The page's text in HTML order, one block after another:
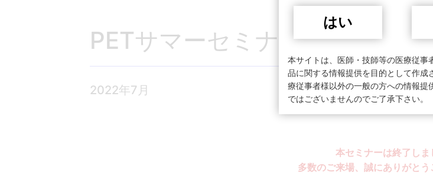
感染症対策
医療DX
高齢化・認知症
血管撮影システ
X線TVシステム
ム
AVS支援システ
ム(研究用途向)
品
回診用システム
その他
AVS支援システム(研究用途向)
医療情報
PCR検査
予防的部品交換サービス SMILE guardについて
サービスネットワーク
DICOM適合性宣言
島津医用機器ユー
サイバーセキュリティ対応について
文献紹介
企業情報
資料請求
PETサマーセミナー in 甲府
2022年7月
本セミナーは終了しま
多数のご来場、誠にありがとう
はい
本サイトは、医師・技師等の医療従事
品に関する情報提供を目的として作成
療従事者様以外の一般の方への情報提
ではございませんのでご了承下さい。